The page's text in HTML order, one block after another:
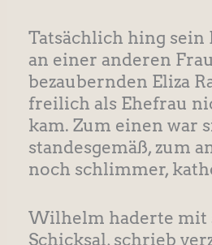
Tatsächlich hing sein
an einer anderen
bezaubernden Eliza
freilich als Ehefrau
kam. Zum einen war
standesgemäß, zum
noch schlimmer,
Wilhelm haderte mit
Schicksal, schrieb